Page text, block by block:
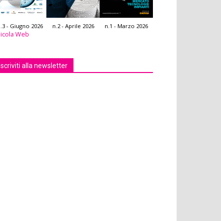
- Giugno 2026 n.2 - Aprile 2026 n.1 - Marzo 2026
Web
alla newsletter